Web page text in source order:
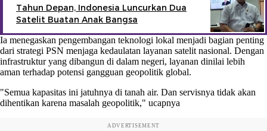
Tahun Depan, Indonesia Luncurkan Dua
Satelit Buatan Anak Bangsa
Ia menegaskan pengembangan teknologi lokal menjadi bagian penting
dari strategi PSN menjaga kedaulatan layanan satelit nasional. Dengan
infrastruktur yang dibangun di dalam negeri, layanan dinilai lebih
aman terhadap potensi gangguan geopolitik global.
"Semua kapasitas ini jatuhnya di tanah air. Dan servisnya tidak akan
dihentikan karena masalah geopolitik," ucapnya
ADVERTISEMENT